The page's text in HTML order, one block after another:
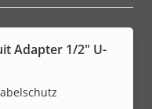
Adapter 1/2" U-